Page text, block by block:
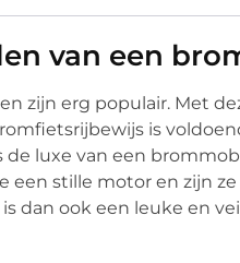
van een
zijn erg populair. Met
is
de luxe van een
een stille motor en zijn
dan ook een leuke en